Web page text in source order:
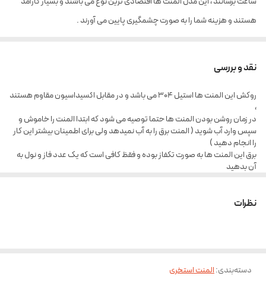
هستند و هزینه شما را به صورت چشمگیری پایین می آورند .
نقد و بررسی
روکش این المنت ها استیل 304 می باشد و در مقابل اکسیداسیون مقاوم هستند
،
در زمان روشن بودن المنت ها حتما توصیه می شود که ابتدا المنت را خاموش و
سپس وارد آب شوید ( المنت برق را به آب نمیدهد ولی برای اطمینان بیشتر این کار
را انجام دهید )
برق این المنت ها به صورت تکفاز بوده و فقظ کافی است که یک عدد فاز و نول به
آن بدهید
نظرات
دسته‌بندی:المنت استخری